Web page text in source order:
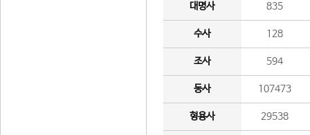
대명사 835
수사 128
조사 594
동사 107473
형용사 29538